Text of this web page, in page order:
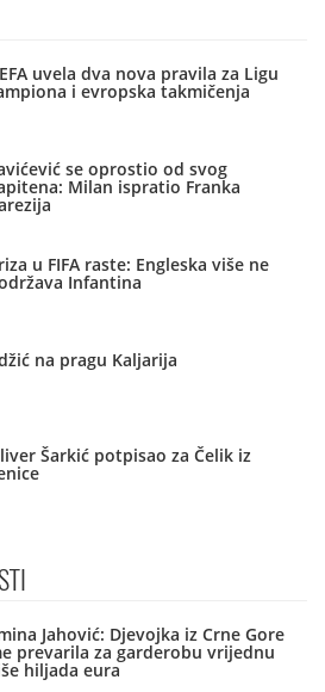
uvela dva nova pravila za Ligu
i evropska takmičenja
se oprostio od svog
Milan ispratio Franka
u FIFA raste: Engleska više ne
Infantina
na pragu Kaljarija
Šarkić potpisao za Čelik iz
Jahović: Djevojka iz Crne Gore
prevarila za garderobu vrijednu
hiljada eura